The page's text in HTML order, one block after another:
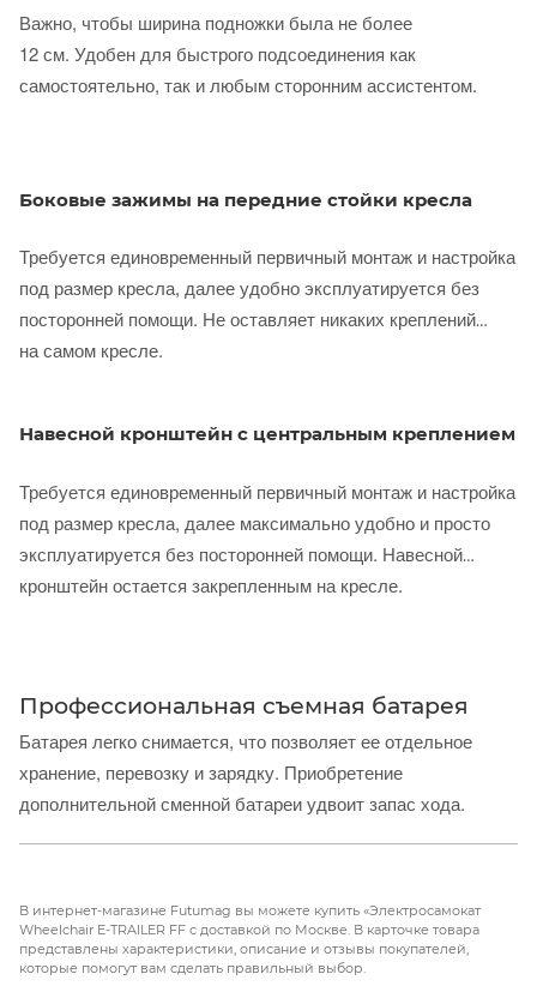
Важно, чтобы ширина подножки была не более
12 см. Удобен для быстрого подсоединения как
самостоятельно, так и любым сторонним ассистентом.
Боковые зажимы на передние стойки кресла
Требуется единовременный первичный монтаж и настройка
под размер кресла, далее удобно эксплуатируется без
посторонней помощи. Не оставляет никаких креплений
на самом кресле.
Навесной кронштейн с центральным креплением
Требуется единовременный первичный монтаж и настройка
под размер кресла, далее максимально удобно и просто
эксплуатируется без посторонней помощи. Навесной
кронштейн остается закрепленным на кресле.
Профессиональная съемная батарея
Батарея легко снимается, что позволяет ее отдельное
хранение, перевозку и зарядку. Приобретение
дополнительной сменной батареи удвоит запас хода.
В интернет-магазине Futumag вы можете купить «Электросамокат
Wheelchair E-TRAILER FF с доставкой по Москве. В карточке товара
представлены характеристики, описание и отзывы покупателей,
которые помогут вам сделать правильный выбор.